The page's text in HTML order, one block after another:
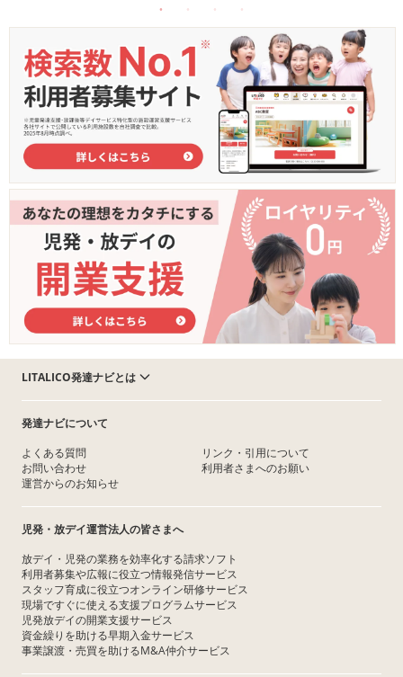
LITALICO発達ナビとは
発達ナビについて
よくある質問
お問い合わせ
運営からのお知らせ
リンク・引用について
利用者さまへのお願い
児発・放デイ運営法人の皆さまへ
放デイ・児発の業務を効率化する請求ソフト
利用者募集や広報に役立つ情報発信サービス
スタッフ育成に役立つオンライン研修サービス
現場ですぐに使える支援プログラムサービス
児発放デイの開業支援サービス
資金繰りを助ける早期入金サービス
事業譲渡・売買を助けるM&A仲介サービス